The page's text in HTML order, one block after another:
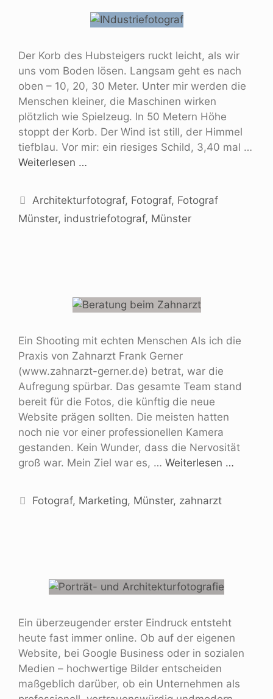
Der Korb des Hubsteigers ruckt leicht, als wir
uns vom Boden lösen. Langsam geht es nach
oben – 10, 20, 30 Meter. Unter mir werden die
Menschen kleiner, die Maschinen wirken
plötzlich wie Spielzeug. In 50 Metern Höhe
stoppt der Korb. Der Wind ist still, der Himmel
tiefblau. Vor mir: ein riesiges Schild, 3,40 mal …
Weiterlesen …
Architekturfotograf, Fotograf, Fotograf
Münster, industriefotograf, Münster
Ein Shooting mit echten Menschen Als ich die
Praxis von Zahnarzt Frank Gerner
(www.zahnarzt-gerner.de) betrat, war die
Aufregung spürbar. Das gesamte Team stand
bereit für die Fotos, die künftig die neue
Website prägen sollten. Die meisten hatten
noch nie vor einer professionellen Kamera
gestanden. Kein Wunder, dass die Nervosität
groß war. Mein Ziel war es, … Weiterlesen …
Fotograf, Marketing, Münster, zahnarzt
Ein überzeugender erster Eindruck entsteht
heute fast immer online. Ob auf der eigenen
Website, bei Google Business oder in sozialen
Medien – hochwertige Bilder entscheiden
maßgeblich darüber, ob ein Unternehmen als